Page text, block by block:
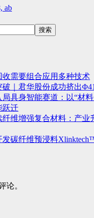
ab
搜索
收需要组合应用多种技术
｜君华股份成功挤出
具身智能赛道：以“材
跃迁
纤维增强复合材料：产业
发碳纤维预浸料
论。